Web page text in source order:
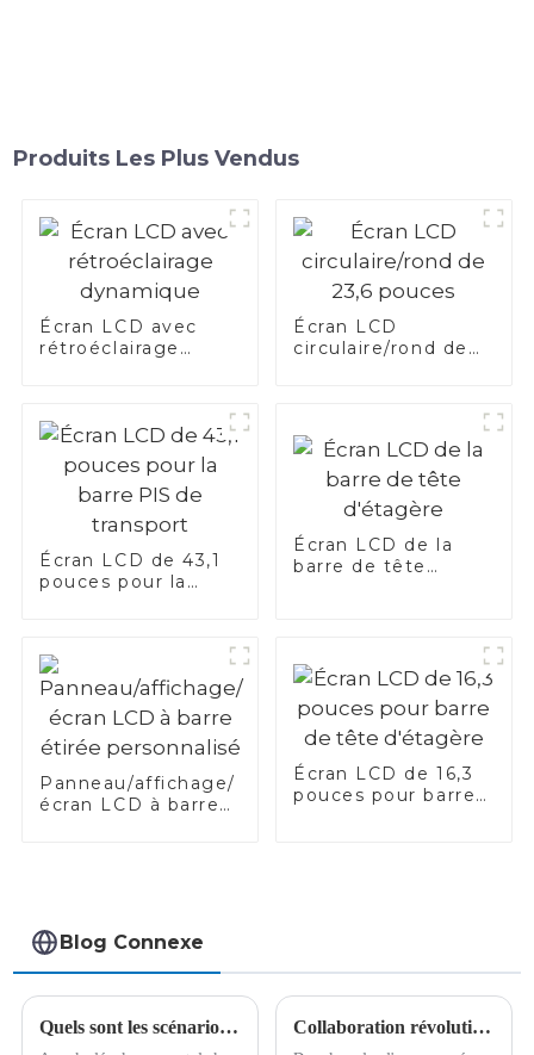
Produits Les Plus Vendus
Écran LCD avec
rétroéclairage
Écran LCD
circulaire/rond de
Écran LCD de 43,1
pouces pour la
Écran LCD de la
barre de tête
Panneau/affichage/
écran LCD à barre
Écran LCD de 16,3
pouces pour barre
Blog Connexe
Quels sont les scénarios d'application de l'écran à barres Collaboration révolutionnaire entre XDC et Lumileds dans le développement d'écrans Micro-IC MicroLED